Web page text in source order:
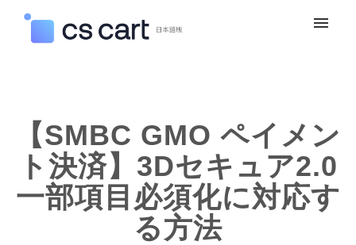
ログイン
【SMBC GMO ペイメン
ト決済】3Dセキュア2.0
一部項目必須化に対応す
る方法